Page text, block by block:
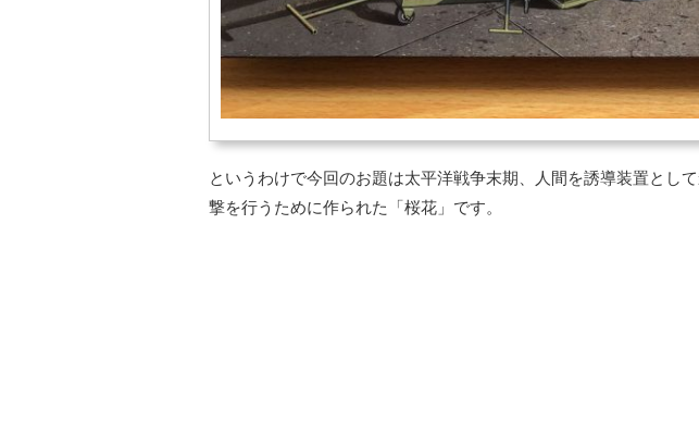
というわけで今回のお題は太平洋戦争末期、人間を誘導装置とし
撃を行うために作られた「桜花」です。